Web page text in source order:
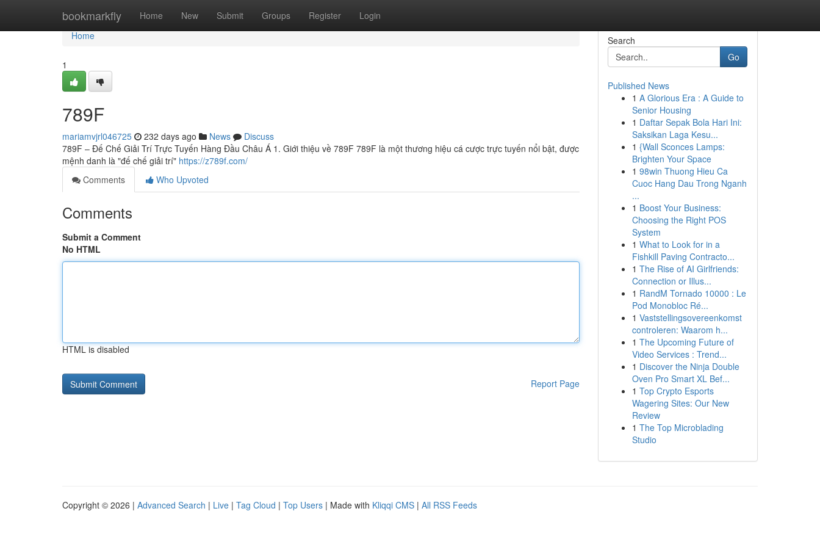
bookmarkfly Home New Submit Groups Register Login
Home
Home
1
789F
mariamvjrl046725 232 days ago News
Discuss
789F – Đế Chế Giải Trí Trực Tuyến Hàng Đầu Châu Á 1. Giới thiệu về 789F 789F là một thương hiệu cá cược trực tuyến nổi bật, được
mệnh danh là "đế chế giải trí" https://z789f.com/
Comments
Who Upvoted
Comments
Submit a Comment
No HTML
HTML is disabled
Report Page
Search
Go
Published News
1 A Glorious Era : A Guide to
Senior Housing
1 Daftar Sepak Bola Hari Ini:
Saksikan Laga Kesu...
1 {Wall Sconces Lamps:
Brighten Your Space
1 98win Thuong Hieu Ca
Cuoc Hang Dau Trong Nganh
...
1 Boost Your Business:
Choosing the Right POS
System
1 What to Look for in a
Fishkill Paving Contracto...
1 The Rise of AI Girlfriends:
Connection or Illus...
1 RandM Tornado 10000 : Le
Pod Monobloc Ré...
1 Vaststellingsovereenkomst
controleren: Waarom h...
1 The Upcoming Future of
Video Services : Trend...
1 Discover the Ninja Double
Oven Pro Smart XL Bef...
1 Top Crypto Esports
Wagering Sites: Our New
Review
1 The Top Microblading
Studio
Copyright © 2026 | Advanced Search | Live | Tag Cloud | Top Users | Made with Kliqqi CMS | All RSS Feeds